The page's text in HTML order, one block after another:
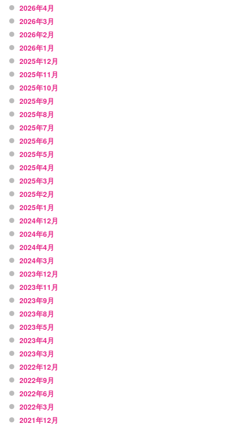
2026年4月
2026年3月
2026年2月
2026年1月
2025年12月
2025年11月
2025年10月
2025年9月
2025年8月
2025年7月
2025年6月
2025年5月
2025年4月
2025年3月
2025年2月
2025年1月
2024年12月
2024年6月
2024年4月
2024年3月
2023年12月
2023年11月
2023年9月
2023年8月
2023年5月
2023年4月
2023年3月
2022年12月
2022年9月
2022年6月
2022年3月
2021年12月